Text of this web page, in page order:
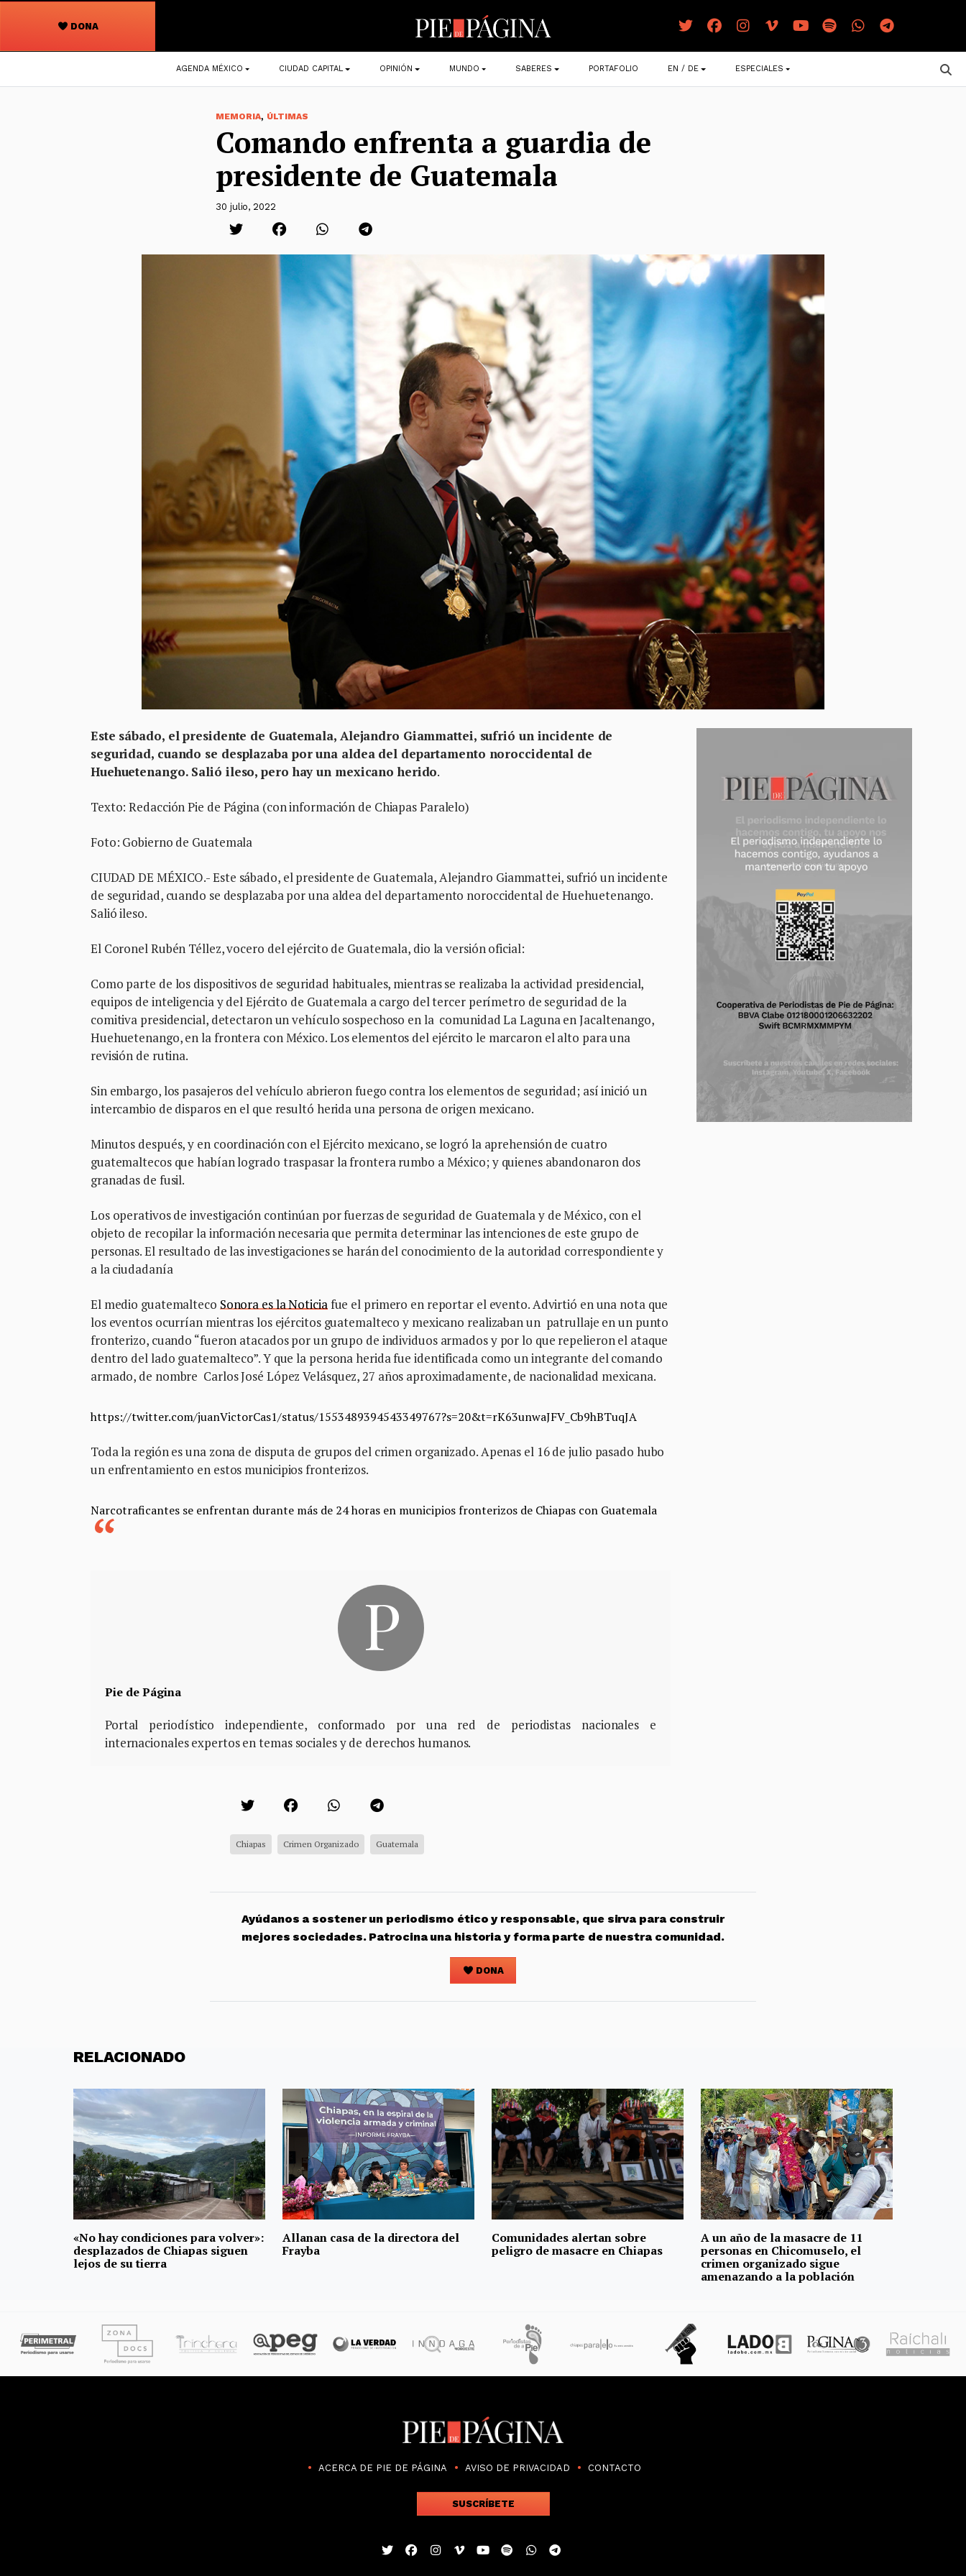
DONA
Navegación
principal
AGENDA MÉXICO CIUDAD CAPITAL OPINIÓN MUNDO SABERES PORTAFOLIO EN / DE ESPECIALES
MEMORIA, ÚLTIMAS
Comando enfrenta a guardia de
presidente de Guatemala
30 julio, 2022
Este sábado, el presidente de Guatemala, Alejandro Giammattei, sufrió un incidente de
seguridad, cuando se desplazaba por una aldea del departamento noroccidental de
Huehuetenango. Salió ileso, pero hay un mexicano herido.
Texto: Redacción Pie de Página (con información de Chiapas Paralelo)
Foto: Gobierno de Guatemala
CIUDAD DE MÉXICO.- Este sábado, el presidente de Guatemala, Alejandro Giammattei, sufrió un incidente
de seguridad, cuando se desplazaba por una aldea del departamento noroccidental de Huehuetenango.
Salió ileso.
El Coronel Rubén Téllez, vocero del ejército de Guatemala, dio la versión oficial:
Como parte de los dispositivos de seguridad habituales, mientras se realizaba la actividad presidencial,
equipos de inteligencia y del Ejército de Guatemala a cargo del tercer perímetro de seguridad de la
comitiva presidencial, detectaron un vehículo sospechoso en la comunidad La Laguna en Jacaltenango,
Huehuetenango, en la frontera con México. Los elementos del ejército le marcaron el alto para una
revisión de rutina.
Sin embargo, los pasajeros del vehículo abrieron fuego contra los elementos de seguridad; así inició un
intercambio de disparos en el que resultó herida una persona de origen mexicano.
Minutos después, y en coordinación con el Ejército mexicano, se logró la aprehensión de cuatro
guatemaltecos que habían logrado traspasar la frontera rumbo a México; y quienes abandonaron dos
granadas de fusil.
Los operativos de investigación continúan por fuerzas de seguridad de Guatemala y de México, con el
objeto de recopilar la información necesaria que permita determinar las intenciones de este grupo de
personas. El resultado de las investigaciones se harán del conocimiento de la autoridad correspondiente y
a la ciudadanía
El medio guatemalteco Sonora es la Noticiafue el primero en reportar el evento. Advirtió en una nota que
los eventos ocurrían mientras los ejércitos guatemalteco y mexicano realizaban un patrullaje en un punto
fronterizo, cuando “fueron atacados por un grupo de individuos armados y por lo que repelieron el ataque
dentro del lado guatemalteco”. Y que la persona herida fue identificada como un integrante del comando
armado, de nombre Carlos José López Velásquez, 27 años aproximadamente, de nacionalidad mexicana.
https://twitter.com/juanVictorCas1/status/1553489394543349767?s=20&t=rK63unwaJFV_Cb9hBTuqJA
Toda la región es una zona de disputa de grupos del crimen organizado. Apenas el 16 de julio pasado hubo
un enfrentamiento en estos municipios fronterizos.
Narcotraficantes se enfrentan durante más de 24 horas en municipios fronterizos de Chiapas con Guatemala
Pie de Página
Portal periodístico independiente, conformado por una red de periodistas nacionales e
internacionales expertos en temas sociales y de derechos humanos.
Chiapas Crimen Organizado Guatemala
Ayúdanos a sostener un periodismo ético y responsable, que sirva para construir
mejores sociedades. Patrocina una historia y forma parte de nuestra comunidad.
DONA
RELACIONADO
«No hay condiciones para volver»:
desplazados de Chiapas siguen
lejos de su tierra
Allanan casa de la directora del
Frayba
Comunidades alertan sobre
peligro de masacre en Chiapas
A un año de la masacre de 11
personas en Chicomuselo, el
crimen organizado sigue
amenazando a la población
ACERCA DE PIE DE PÁGINA AVISO DE PRIVACIDAD CONTACTO
SUSCRÍBETE